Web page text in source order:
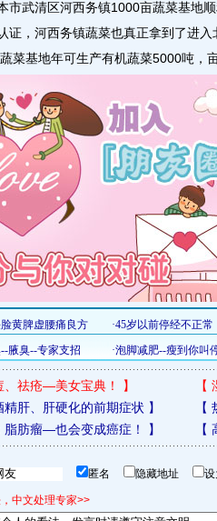
武清区河西务镇1000亩蔬菜基地顺
证，河西务镇蔬菜也真正拿到了进入
菜基地年可生产有机蔬菜5000吨，
、祛疮—美女宝典！ 】 【
精肝、肝硬化的前期症状 】 【
脂肪瘤—也会变成癌症！ 】 【
匿名 隐藏地址 设
中文处理专家>>